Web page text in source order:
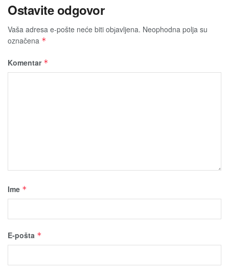
Ostavite odgovor
Vaša adresa e-pošte neće biti obјavljena. Neophodna polja su
označena *
Komentar *
Ime *
E-pošta *